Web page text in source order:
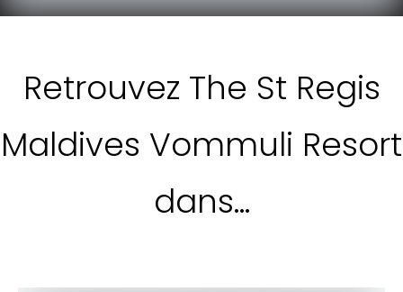
Retrouvez The St Regis
Maldives Vommuli Resort
dans…